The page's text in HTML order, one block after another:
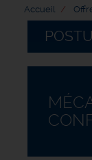
Accueil